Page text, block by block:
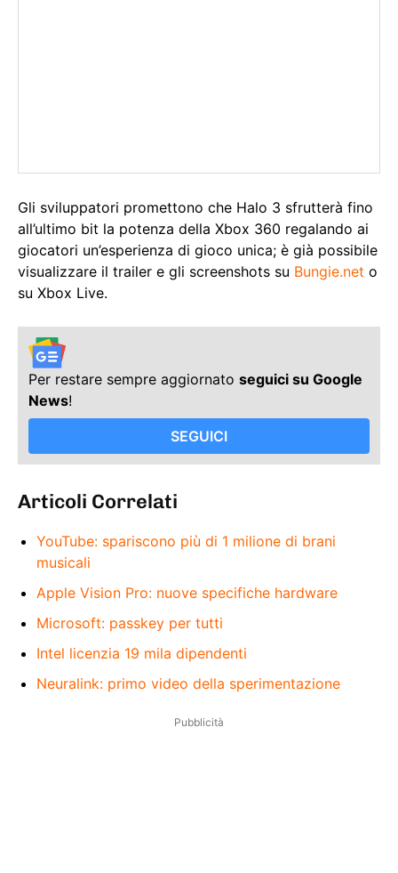
Gli sviluppatori promettono che Halo 3 sfrutterà fino
all’ultimo bit la potenza della Xbox 360 regalando ai
giocatori un’esperienza di gioco unica; è già possibile
visualizzare il trailer e gli screenshots su Bungie.net o
su Xbox Live.
Per restare sempre aggiornato seguici su Google
News!
SEGUICI
Articoli Correlati
YouTube: spariscono più di 1 milione di brani
musicali
Apple Vision Pro: nuove specifiche hardware
Microsoft: passkey per tutti
Intel licenzia 19 mila dipendenti
Neuralink: primo video della sperimentazione
Pubblicità